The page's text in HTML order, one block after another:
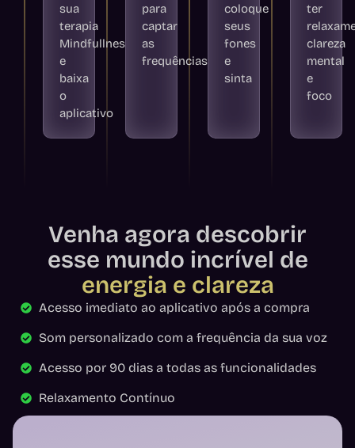
sua
terapia
Mindfullness
e
baixa
o
aplicativo
para
captar
as
frequências
coloque
seus
fones
e
sinta
ter
clareza
mental
e
foco
Venha agora descobrir
esse mundo incrível de
energia e clareza
Acesso imediato ao aplicativo após a compra
Som personalizado com a frequência da sua voz
Acesso por 90 dias a todas as funcionalidades
Relaxamento Contínuo